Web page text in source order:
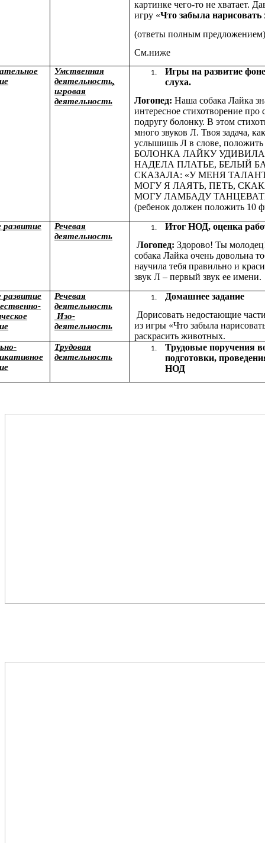
картинке чего-то не хватает.
игру «Что забыла нарисовать
(ответы полным
См.ниже
Умственная
деятельность,
игровая
деятельность
Игры на развитие
слуха.
Логопед:Наша собака Лайка
интересное стихотворение про
подругу болонку. В этом
много звуков Л. Твоя задача,
услышишь Л в слове,
БОЛОНКА ЛАЙКУ
НАДЕЛА ПЛАТЬЕ, БЕЛЫЙ
СКАЗАЛА: «У МЕНЯ
МОГУ Я ЛАЯТЬ, ПЕТЬ,
МОГУ ЛАМБАДУ
(ребенок должен положить 10
развитие
Речевая
деятельность
Итог НОД, оценка
Логопед:Здорово! Ты
собака Лайка очень довольна
научила тебя правильно и
звук Л – первый звук ее имени.
развитие
Речевая
деятельность
Изо-
деятельность
Домашнее задание
Дорисовать недостающие
из игры «Что забыла
раскрасить животных.
Трудовая
деятельность
Трудовые поручения
подготовки,
НОД